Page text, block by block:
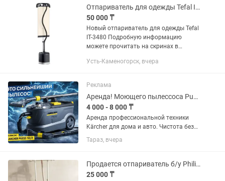
варежка для защиты рук от...
Отпариватель для одежды Tefal IT-3480
50 000 ₸
Новый отпариватель для одежды Tefal
IT-3480 Подробную информацию
можете прочитать на скринах в
Усть-Каменогорск, вчера
Реклама
Аренда! Моющего пылессоса Puzzi 10/2, Парогенератора, мойка выс давления
4 000 - 8 000 ₸
Аренда профессиональной техники
Kärcher для дома и авто. Чистота без
лишней воды и без вреда для
здоровья. Пароочиститель Kärcher SC
бактерий • Без химии —...
Тараз, вчера
Продается отпариватель б/у Philips
25 000 ₸